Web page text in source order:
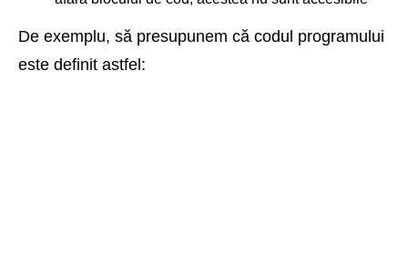
De exemplu, să presupunem că codul programului
este definit astfel: